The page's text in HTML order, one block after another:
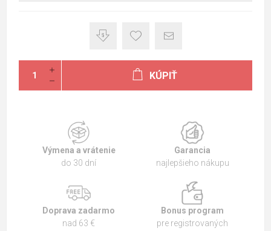
KÚPIŤ
Výmena a vrátenie
do 30 dní
Garancia
najlepšieho nákupu
Doprava zadarmo
nad 63 €
Bonus program
pre registrovaných